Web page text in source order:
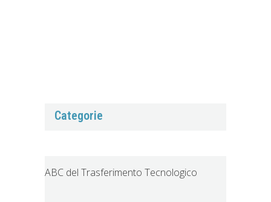
Categorie
ABC del Trasferimento Tecnologico